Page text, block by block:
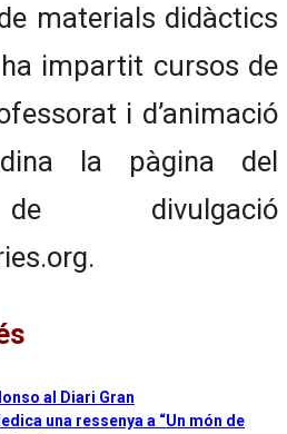
materials didàctics
impartit cursos de
i d’animació
la pàgina del
divulgació
al Diari Gran
una ressenya a “Un món de